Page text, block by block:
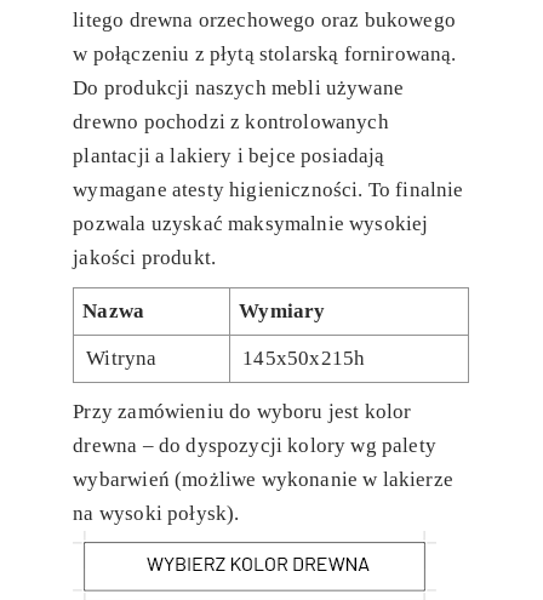
litego drewna orzechowego oraz bukowego
w połączeniu z płytą stolarską fornirowaną.
Do produkcji naszych mebli używane
drewno pochodzi z kontrolowanych
plantacji a lakiery i bejce posiadają
wymagane atesty higieniczności. To finalnie
pozwala uzyskać maksymalnie wysokiej
jakości produkt.
Nazwa Wymiary
Witryna 145x50x215h
Przy zamówieniu do wyboru jest kolor
drewna – do dyspozycji kolory wg palety
wybarwień (możliwe wykonanie w lakierze
na wysoki połysk).